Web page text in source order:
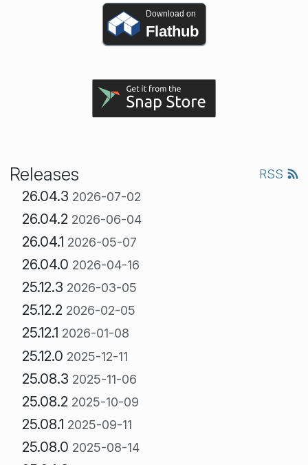
Download on
Flathub
Releases RSS
26.04.3 2026-07-02
26.04.2 2026-06-04
26.04.1 2026-05-07
26.04.0 2026-04-16
25.12.3 2026-03-05
25.12.2 2026-02-05
25.12.1 2026-01-08
25.12.0 2025-12-11
25.08.3 2025-11-06
25.08.2 2025-10-09
25.08.1 2025-09-11
25.08.0 2025-08-14